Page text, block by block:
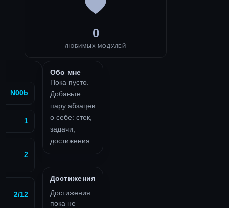
0
ЛЮБИМЫХ МОДУЛЕЙ
N00b
1
2
2/12
Обо мне
Пока пусто.
Добавьте
пару абзацев
о себе: стек,
задачи,
достижения.
Достижения
Достижения
пока не